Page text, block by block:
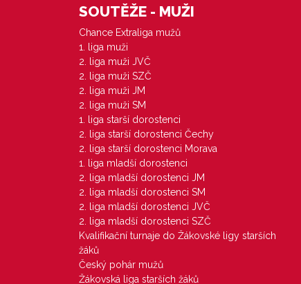
SOUTĚŽE - MUŽI
Chance Extraliga mužů
1. liga muži
2. liga muži JVČ
2. liga muži SZČ
2. liga muži JM
2. liga muži SM
1. liga starší dorostenci
2. liga starší dorostenci Čechy
2. liga starší dorostenci Morava
1. liga mladší dorostenci
2. liga mladší dorostenci JM
2. liga mladší dorostenci SM
2. liga mladší dorostenci JVČ
2. liga mladší dorostenci SZČ
Kvalifikační turnaje do Žákovské ligy starších
žáků
Český pohár mužů
Žákovská liga starších žáků